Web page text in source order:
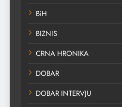
BiH
BIZNIS
CRNA HRONIKA
DOBAR
DOBAR INTERVJU